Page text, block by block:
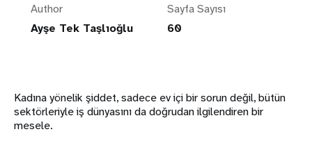
Author
Ayşe Tek Taşlıoğlu
Sayfa Sayısı
60
Kadına yönelik şiddet, sadece ev içi bir sorun değil, bütün
sektörleriyle iş dünyasını da doğrudan ilgilendiren bir
mesele.